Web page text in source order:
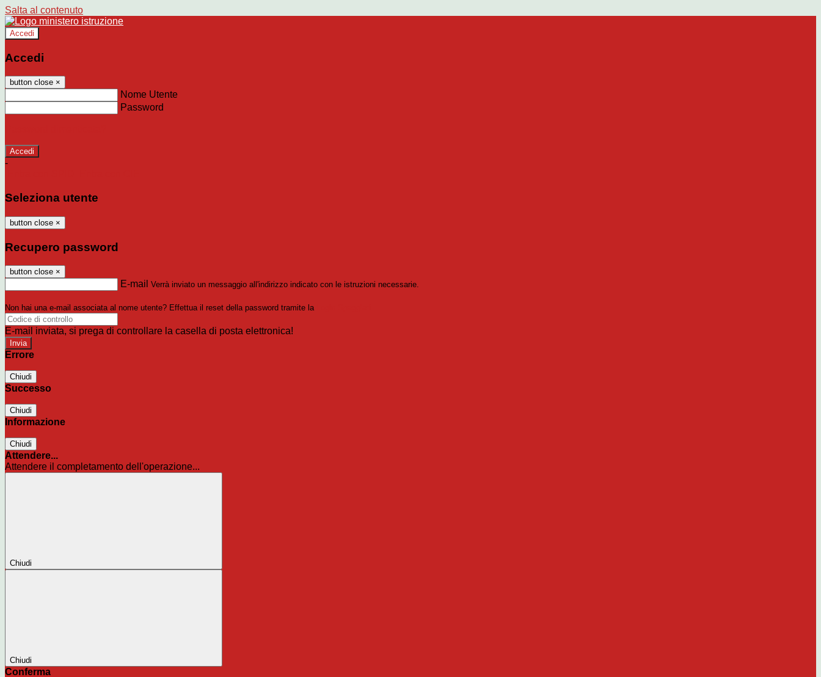
Salta al contenuto
Accedi
Accedi
button close ×
Nome Utente
Password
-
Seleziona utente
button close ×
Recupero password
button close ×
E-mail Verrà inviato un messaggio all'indirizzo indicato con le istruzioni necessarie.
Non hai una e-mail associata al nome utente? Effettua il reset della password tramite la
E-mail inviata, si prega di controllare la casella di posta elettronica!
Errore
Chiudi
Successo
Chiudi
Informazione
Chiudi
Attendere...
Attendere il completamento dell'operazione...
Chiudi
Chiudi
Conferma